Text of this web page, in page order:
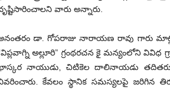
వారు అన్నారు.
డా. గోపరాజు నారాయణ రావు గారు
అల్లూరి” గ్రంథరచన కై మన్యంలోని
నాయుడు, చిటికెల దాలినాయడు
కేవలం స్థానిక సమస్యలపై జరిగిన